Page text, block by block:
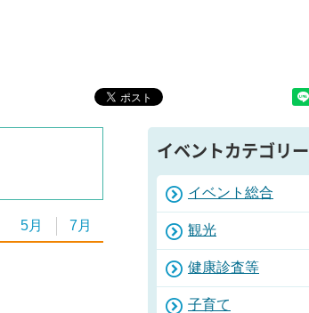
5月 7月
イベントカテゴリー
イベント総合
観光
健康診査等
子育て